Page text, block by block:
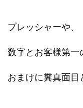
プレッシャーや、
数字とお客様第一
おまけに糞真面目